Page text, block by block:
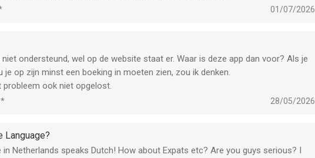
01/07/2026
ondersteund, wel op de website staat er. Waar is deze app dan voor? Als je
je op zijn minst een boeking in moeten zien, zou ik denken.
ook niet opgelost.
28/05/2026
Language?
Netherlands speaks Dutch! How about Expats etc? Are you guys serious? I